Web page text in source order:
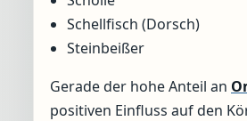
Schellfisch (Dorsch)
Steinbeißer
Gerade der hohe Anteil an
positiven Einfluss auf den